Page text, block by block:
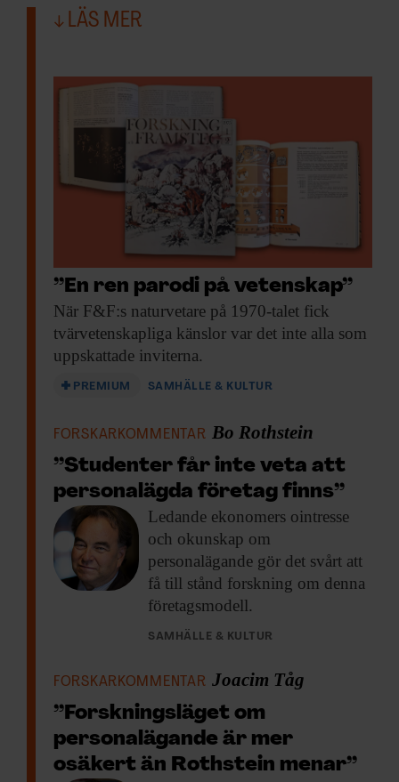
LÄS MER
”En ren parodi på vetenskap”
När F&F:s naturvetare på 1970-talet fick
tvärvetenskapliga känslor var det inte alla som
uppskattade inviterna.
PREMIUM SAMHÄLLE & KULTUR
FORSKARKOMMENTAR Bo Rothstein
”Studenter får inte veta att
personalägda företag finns”
Ledande ekonomers ointresse
och okunskap om
personalägande gör det svårt att
få till stånd forskning om denna
företagsmodell.
SAMHÄLLE & KULTUR
FORSKARKOMMENTAR Joacim Tåg
”Forskningsläget om
personalägande är mer
osäkert än Rothstein menar”